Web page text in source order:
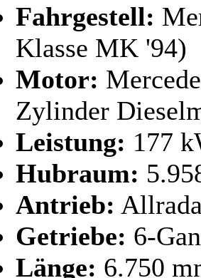
Fahrgestell:
Klasse MK '94)
Motor:
Zylinder
Leistung: 177
Hubraum:
Antrieb:
Getriebe: 6-
Länge: 6.750